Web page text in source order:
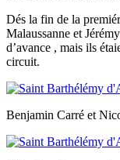
Dés la fin de la
Malaussanne et
d’avance , mais ils
circuit.
Benjamin Carré et